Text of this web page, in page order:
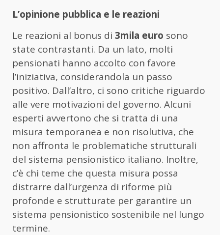
L’opinione pubblica e le reazioni
Le reazioni al bonus di 3mila euro sono
state contrastanti. Da un lato, molti
pensionati hanno accolto con favore
l’iniziativa, considerandola un passo
positivo. Dall’altro, ci sono critiche riguardo
alle vere motivazioni del governo. Alcuni
esperti avvertono che si tratta di una
misura temporanea e non risolutiva, che
non affronta le problematiche strutturali
del sistema pensionistico italiano. Inoltre,
c’è chi teme che questa misura possa
distrarre dall’urgenza di riforme più
profonde e strutturate per garantire un
sistema pensionistico sostenibile nel lungo
termine.